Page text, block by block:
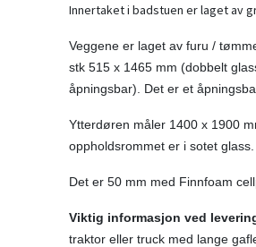
Innertaket i badstuen er laget av
Veggene er laget av furu /
stk 515 x 1465 mm (dobbelt
åpningsbar). Det er et
Ytterdøren måler 1400 x 1900
oppholdsrommet er i sotet
Det er 50 mm med Finnfoam
Viktig informasjon ved
traktor eller truck med lange